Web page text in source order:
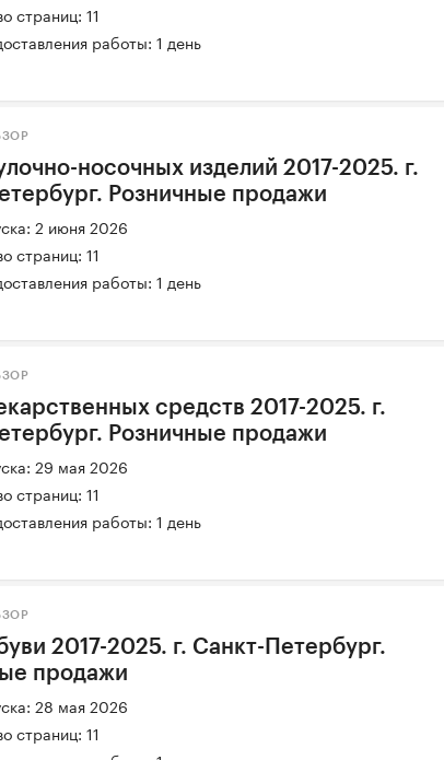
страниц: 11
работы: 1 день
носочных изделий 2017-2025. г.
Розничные продажи
2 июня 2026
страниц: 11
работы: 1 день
средств 2017-2025. г.
Розничные продажи
29 мая 2026
страниц: 11
работы: 1 день
2017-2025. г. Санкт-Петербург.
продажи
28 мая 2026
страниц: 11